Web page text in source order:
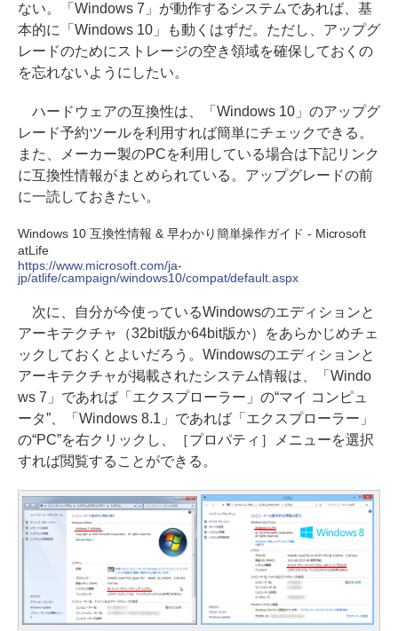
ない。「Windows 7」が動作するシステムであれば、基
本的に「Windows 10」も動くはずだ。ただし、アップグ
レードのためにストレージの空き領域を確保しておくの
を忘れないようにしたい。
ハードウェアの互換性は、「Windows 10」のアップグ
レード予約ツールを利用すれば簡単にチェックできる。
また、メーカー製のPCを利用している場合は下記リンク
に互換性情報がまとめられている。アップグレードの前
に一読しておきたい。
Windows 10 互換性情報 & 早わかり簡単操作ガイド - Microsoft
atLife
https://www.microsoft.com/ja-
jp/atlife/campaign/windows10/compat/default.aspx
次に、自分が今使っているWindowsのエディションと
アーキテクチャ（32bit版か64bit版か）をあらかじめチェ
ックしておくとよいだろう。Windowsのエディションと
アーキテクチャが掲載されたシステム情報は、「Windo
ws 7」であれば「エクスプローラー」の“マイ コンピュ
ータ”、「Windows 8.1」であれば「エクスプローラー」
の“PC”を右クリックし、［プロパティ］メニューを選択
すれば閲覧することができる。